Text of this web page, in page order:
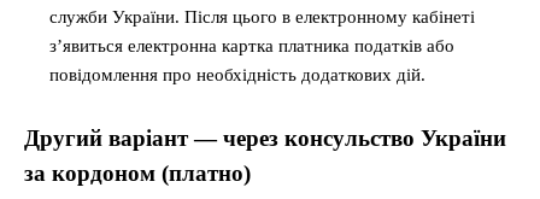
служби України. Після цього в електронному кабінеті
з’явиться електронна картка платника податків або
повідомлення про необхідність додаткових дій.
Другий варіант — через консульство України
за кордоном (платно)